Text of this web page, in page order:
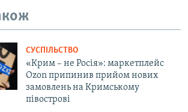
СУСПІЛЬСТВО
«Крим – не Росія»: маркетплейс
Ozon припинив прийом нових
замовлень на Кримському
півострові